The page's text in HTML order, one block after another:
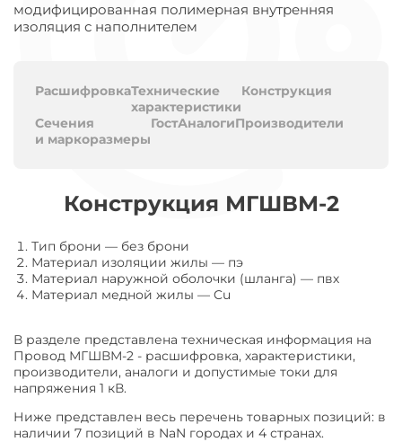
модифицированная полимерная внутренняя
изоляция с наполнителем
РасшифровкаТехнические
характеристики
Конструкция
Сечения
и маркоразмеры
ГостАналогиПроизводители
Конструкция МГШВМ-2
Тип брони — без брони
Материал изоляции жилы — пэ
Материал наружной оболочки (шланга) — пвх
Материал медной жилы — Cu
В разделе представлена техническая информация на
Провод МГШВМ-2 - расшифровка, характеристики,
производители, аналоги и допустимые токи для
напряжения 1 кВ.
Ниже представлен весь перечень товарных позиций: в
наличии 7 позиций в NaN городах и 4 странах.